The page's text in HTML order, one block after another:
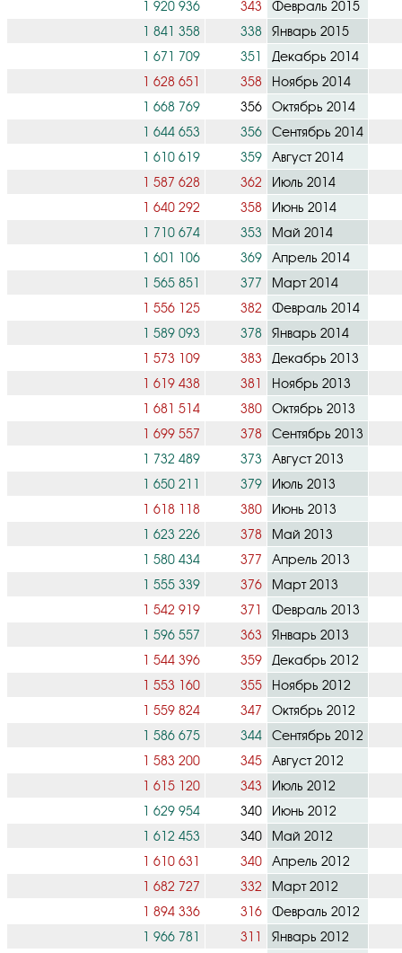
1 920 936 343
Февраль 2015
1 841 358
338
Январь 2015
1 671 709
351
Декабрь 2014
1 628 651
358
Ноябрь 2014
1 668 769
356
Октябрь 2014
1 644 653
356
Сентябрь 2014
1 610 619
359
Август 2014
1 587 628
362
Июль 2014
1 640 292
358
Июнь 2014
1 710 674
353
Май 2014
1 601 106
369
Апрель 2014
1 565 851
377
Март 2014
1 556 125
382
Февраль 2014
1 589 093
378
Январь 2014
1 573 109
383
Декабрь 2013
1 619 438
381
Ноябрь 2013
1 681 514
380
Октябрь 2013
1 699 557
378
Сентябрь 2013
1 732 489
373
Август 2013
1 650 211
379
Июль 2013
1 618 118
380
Июнь 2013
1 623 226
378
Май 2013
1 580 434
377
Апрель 2013
1 555 339
376
Март 2013
1 542 919
371
Февраль 2013
1 596 557
363
Январь 2013
1 544 396
359
Декабрь 2012
1 553 160
355
Ноябрь 2012
1 559 824
347
Октябрь 2012
1 586 675
344
Сентябрь 2012
1 583 200
345
Август 2012
1 615 120
343
Июль 2012
1 629 954
340
Июнь 2012
1 612 453
340
Май 2012
1 610 631
340
Апрель 2012
1 682 727
332
Март 2012
1 894 336
316
Февраль 2012
1 966 781
311
Январь 2012